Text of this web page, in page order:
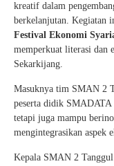
kreatif dalam
berkelanjutan. Kegiatan
Festival Ekonomi
memperkuat literasi dan
Sekarkijang.
Masuknya tim SMAN 2
peserta didik SMADATA
tetapi juga mampu
mengintegrasikan
Kepala SMAN 2 Tanggul